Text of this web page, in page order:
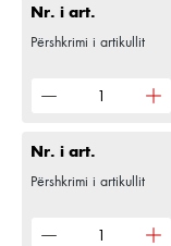
Nr. i art.
Përshkrimi i artikullit
Nr. i art.
Përshkrimi i artikullit